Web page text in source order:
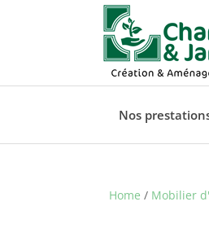
Nos
Home / Mobilier